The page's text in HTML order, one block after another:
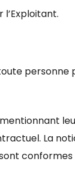
personne
La